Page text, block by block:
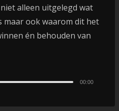
alleen uitgelegd wat
maar ook waarom dit het
én behouden van
00:00